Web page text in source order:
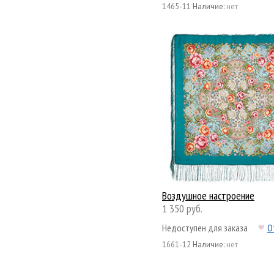
1465-11 Наличие: нет
Воздушное настроение
1 350 руб.
Недоступен для заказа
1661-12 Наличие: нет